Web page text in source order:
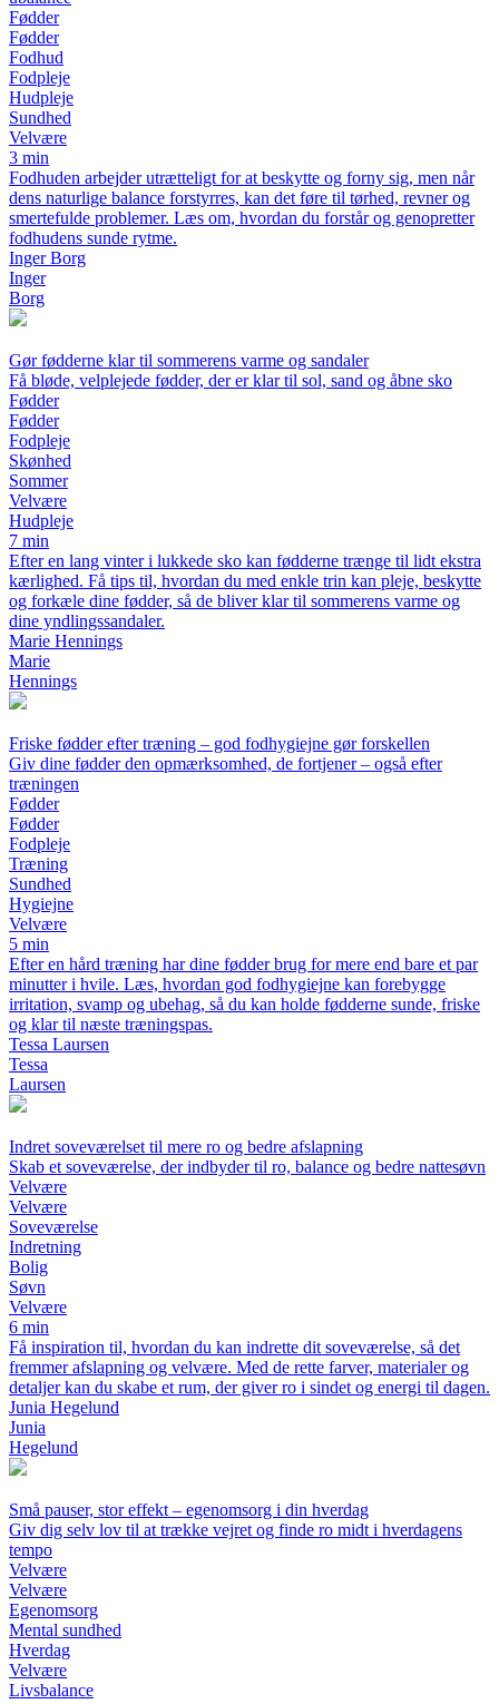
Fødder
Fødder
Fodhud
Fodpleje
Hudpleje
Sundhed
Velvære
3 min
Fodhuden arbejder utrætteligt for at beskytte og forny sig, men når
dens naturlige balance forstyrres, kan det føre til tørhed, revner og
smertefulde problemer. Læs om, hvordan du forstår og genopretter
fodhudens sunde rytme.
Inger Borg
Inger
Borg
Gør fødderne klar til sommerens varme og sandaler
Få bløde, velplejede fødder, der er klar til sol, sand og åbne sko
Fødder
Fødder
Fodpleje
Skønhed
Sommer
Velvære
Hudpleje
7 min
Efter en lang vinter i lukkede sko kan fødderne trænge til lidt ekstra
kærlighed. Få tips til, hvordan du med enkle trin kan pleje, beskytte
og forkæle dine fødder, så de bliver klar til sommerens varme og
dine yndlingssandaler.
Marie Hennings
Marie
Hennings
Friske fødder efter træning – god fodhygiejne gør forskellen
Giv dine fødder den opmærksomhed, de fortjener – også efter
træningen
Fødder
Fødder
Fodpleje
Træning
Sundhed
Hygiejne
Velvære
5 min
Efter en hård træning har dine fødder brug for mere end bare et par
minutter i hvile. Læs, hvordan god fodhygiejne kan forebygge
irritation, svamp og ubehag, så du kan holde fødderne sunde, friske
og klar til næste træningspas.
Tessa Laursen
Tessa
Laursen
Indret soveværelset til mere ro og bedre afslapning
Skab et soveværelse, der indbyder til ro, balance og bedre nattesøvn
Velvære
Velvære
Soveværelse
Indretning
Bolig
Søvn
Velvære
6 min
Få inspiration til, hvordan du kan indrette dit soveværelse, så det
fremmer afslapning og velvære. Med de rette farver, materialer og
detaljer kan du skabe et rum, der giver ro i sindet og energi til dagen.
Junia Hegelund
Junia
Hegelund
Små pauser, stor effekt – egenomsorg i din hverdag
Giv dig selv lov til at trække vejret og finde ro midt i hverdagens
tempo
Velvære
Velvære
Egenomsorg
Mental sundhed
Hverdag
Velvære
Livsbalance